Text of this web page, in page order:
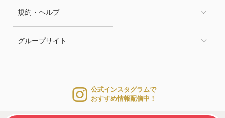
規約・ヘルプ
グループサイト
公式インスタグラムで
おすすめ情報配信中！